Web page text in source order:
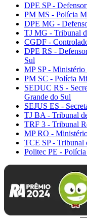
DPE SP -
PM MS - Polícia
DPE MG -
TJ MG - Tribunal
CGDF -
DPE RS -
Sul
MP SP - Ministério
PM SC - Polícia
SEDUC RS -
Grande do Sul
SEJUS ES -
TJ BA - Tribunal
TRF 3 - Tribunal
MP RO -
TCE SP - Tribunal
Politec PE -